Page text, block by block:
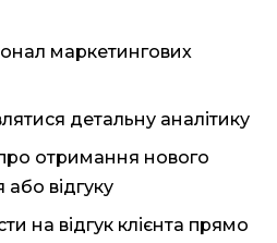
маркетингових
детальну аналітику
отримання нового
відгуку
на відгук клієнта прямо